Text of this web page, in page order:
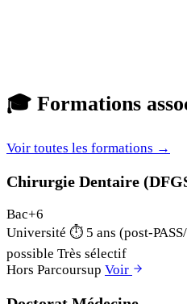
🎓 Formations
Voir toutes les formations →
Chirurgie Dentaire
Bac+6
Université ⏱ 5 ans (post-
possible Très sélectif
Hors Parcoursup Voir